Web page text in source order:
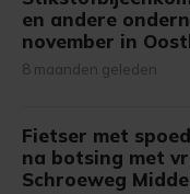
en andere
november in
8 maanden geleden
Fietser met
na botsing met
Schroeweg